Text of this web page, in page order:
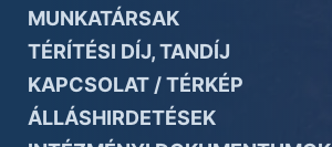
MUNKATÁRSAK
TÉRÍTÉSI DÍJ, TANDÍJ
KAPCSOLAT / TÉRKÉP
ÁLLÁSHIRDETÉSEK